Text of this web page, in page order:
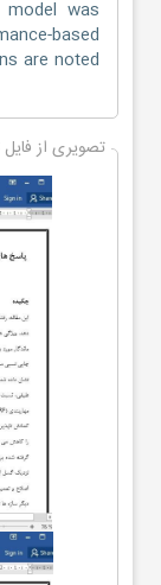
was
based
are noted
تصویری از